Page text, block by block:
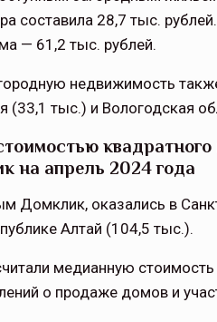
составила 28,7 тыс.
— 61,2 тыс. рублей.
недвижимость
(33,1 тыс.) и Вологодская
квадратного
на апрель 2024 года
оказались в
Алтай (104,5 тыс.).
медианную
о продаже домов и